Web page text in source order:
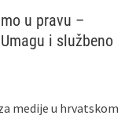
u pravu –
i službeno
medije u hrvatskom